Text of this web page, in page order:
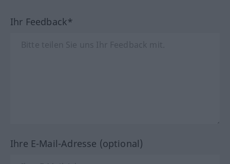
Ihr Feedback*
Ihre E-Mail-Adresse (optional)